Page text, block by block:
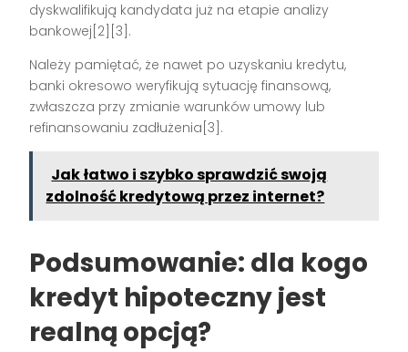
dyskwalifikują kandydata już na etapie analizy
bankowej[2][3].
Należy pamiętać, że nawet po uzyskaniu kredytu,
banki okresowo weryfikują sytuację finansową,
zwłaszcza przy zmianie warunków umowy lub
refinansowaniu zadłużenia[3].
Jak łatwo i szybko sprawdzić swoją
zdolność kredytową przez internet?
Podsumowanie: dla kogo
kredyt hipoteczny jest
realną opcją?